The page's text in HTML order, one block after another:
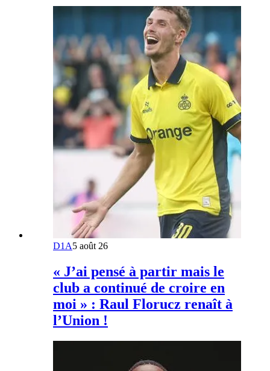
D1A5 août 26
« J’ai pensé à partir mais le
club a continué de croire en
moi » : Raul Florucz renaît à
l’Union !